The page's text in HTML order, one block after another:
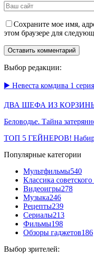
Сохраните мое имя,
этом браузере для
Выбор редакции:
▶️ Невеста комдива 1
ДВА ШЕФА ИЗ
Беловодье. Тайна
ТОП 5 ГЕЙНЕРОВ!
Популярные категории
Мультфильмы540
Классика
Видеоигры278
Музыка246
Рецепты239
Сериалы213
Фильмы198
Обзоры гаджетов186
Выбор зрителей: